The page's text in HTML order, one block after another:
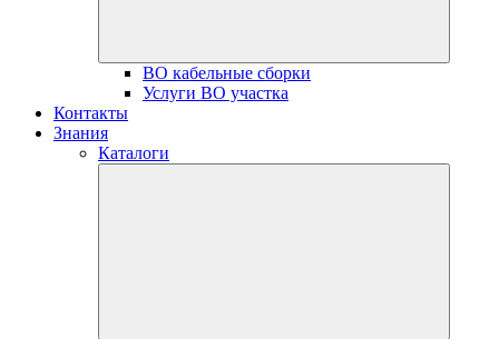
ВО кабельные сборки
Услуги ВО участка
Контакты
Знания
Каталоги